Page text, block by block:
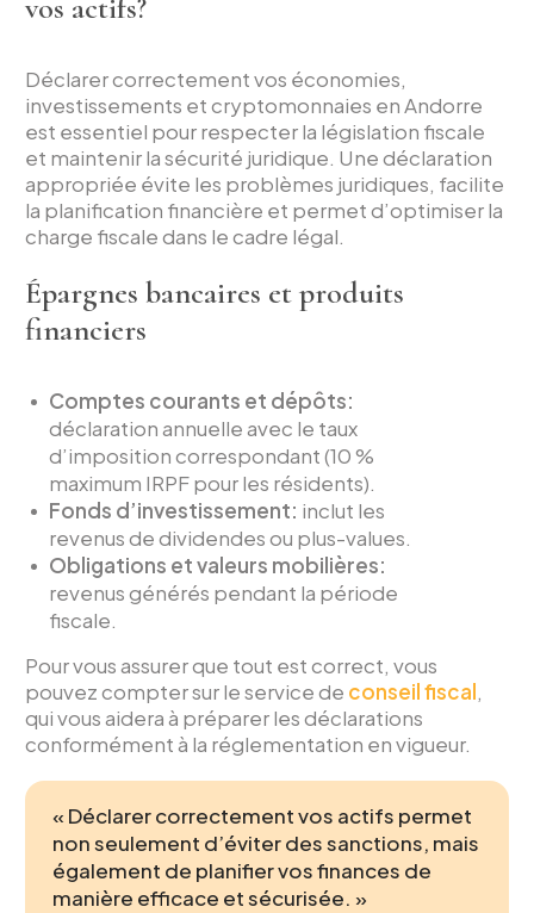
vos actifs?
Déclarer correctement vos économies,
investissements et cryptomonnaies en Andorre
est essentiel pour respecter la législation fiscale
et maintenir la sécurité juridique. Une déclaration
appropriée évite les problèmes juridiques, facilite
la planification financière et permet d’optimiser la
charge fiscale dans le cadre légal.
Épargnes bancaires et produits
financiers
Comptes courants et dépôts:
déclaration annuelle avec le taux
d’imposition correspondant (10 %
maximum IRPF pour les résidents).
Fonds d’investissement: inclut les
revenus de dividendes ou plus-values.
Obligations et valeurs mobilières:
revenus générés pendant la période
fiscale.
Pour vous assurer que tout est correct, vous
pouvez compter sur le service de conseil fiscal,
qui vous aidera à préparer les déclarations
conformément à la réglementation en vigueur.
« Déclarer correctement vos actifs permet
non seulement d’éviter des sanctions, mais
également de planifier vos finances de
manière efficace et sécurisée. »